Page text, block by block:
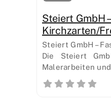
Steiert GmbH
Kirchzarten/
Steiert GmbH –
Die Steiert
Malerarbeiten